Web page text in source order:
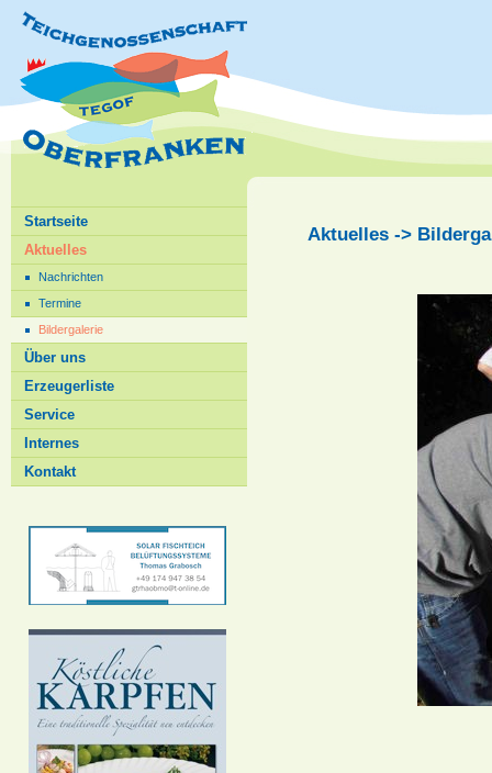
Startseite
Aktuelles
Nachrichten
Termine
Bildergalerie
Über uns
Erzeugerliste
Service
Internes
Kontakt
Aktuelles ->